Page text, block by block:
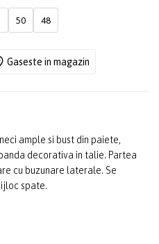
50 48
Gaseste in magazin
ample si bust din paiete,
decorativa in talie. Partea
cu buzunare laterale. Se
spate.